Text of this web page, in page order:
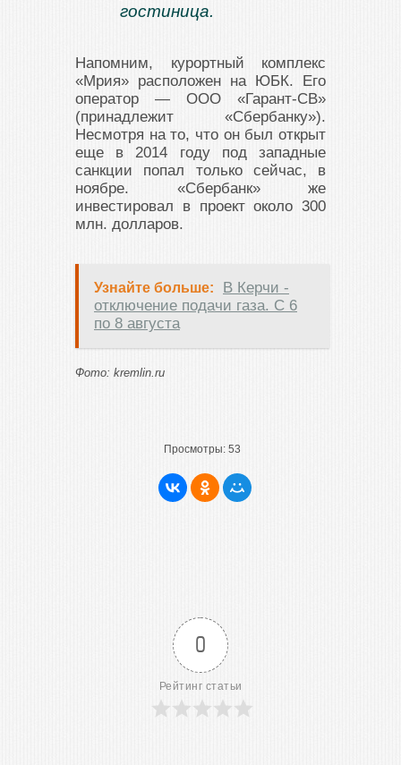
гостиница.
Напомним, курортный комплекс
«Мрия» расположен на ЮБК. Его
оператор — ООО «Гарант-СВ»
(принадлежит «Сбербанку»).
Несмотря на то, что он был открыт
еще в 2014 году под западные
санкции попал только сейчас, в
ноябре. «Сбербанк» же
инвестировал в проект около 300
млн. долларов.
Узнайте больше:
В Керчи -
отключение подачи газа. С 6
по 8 августа
Фото: kremlin.ru
Просмотры: 53
0
Рейтинг статьи